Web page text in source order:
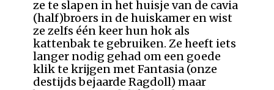
ze te slapen in het huisje van de cavia
(half)broers in de huiskamer en wist
ze zelfs één keer hun hok als
kattenbak te gebruiken. Ze heeft iets
langer nodig gehad om een goede
klik te krijgen met Fantasia (onze
destijds bejaarde Ragdoll) maar